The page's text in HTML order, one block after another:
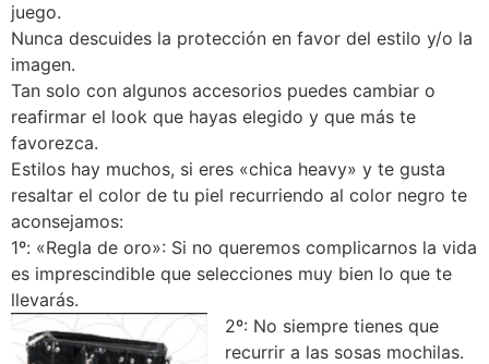
juego.
Nunca descuides la protección en favor del estilo y/o la
imagen.
Tan solo con algunos accesorios puedes cambiar o
reafirmar el look que hayas elegido y que más te
favorezca.
Estilos hay muchos, si eres «chica heavy» y te gusta
resaltar el color de tu piel recurriendo al color negro te
aconsejamos:
1º: «Regla de oro»: Si no queremos complicarnos la vida
es imprescindible que selecciones muy bien lo que te
llevarás.
2º: No siempre tienes que
recurrir a las sosas mochilas.